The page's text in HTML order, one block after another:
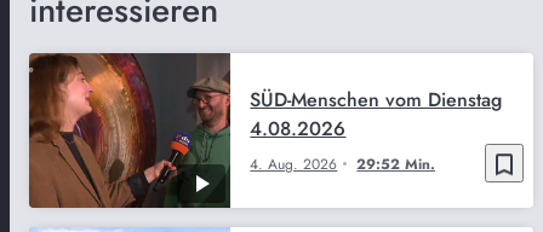
bookmark_border
4. Aug. 2026 29:52 Min.
SÜD-Menschen vom Dienstag
4.08.2026